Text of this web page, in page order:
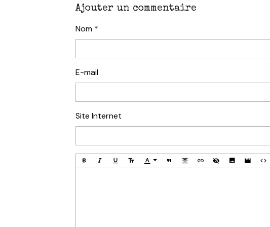
Ajouter un commentaire
Nom
E-mail
Site Internet